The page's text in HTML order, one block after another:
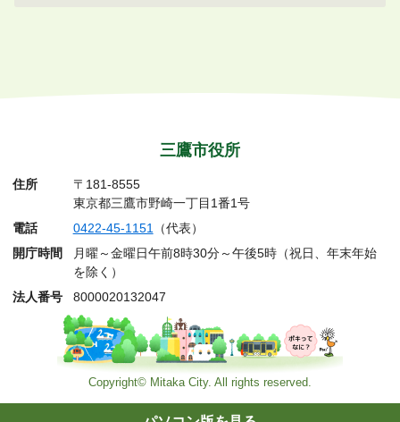
三鷹市役所
住所
〒181-8555
東京都三鷹市野崎一丁目1番1号
電話
0422-45-1151（代表）
開庁時間
月曜～金曜日午前8時30分～午後5時（祝日、年末年始
を除く）
法人番号
8000020132047
Copyright© Mitaka City. All rights reserved.